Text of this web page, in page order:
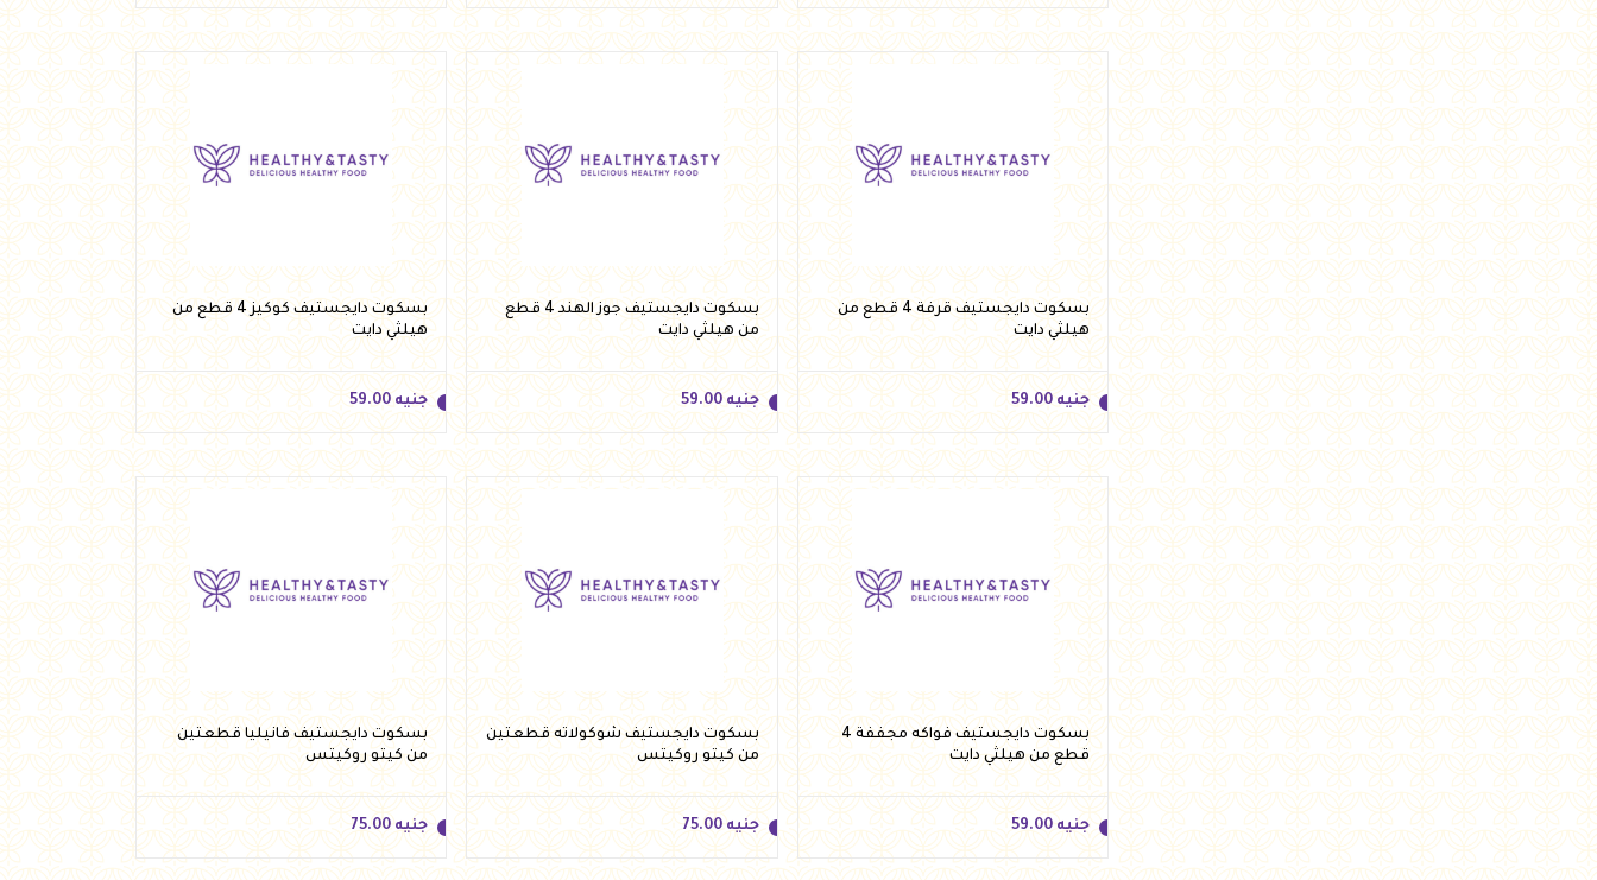
جنيه 59.00 جنيه 139.00 جنيه 59.00
بسكوت دايجستيف قرفة 4 قطع من
هيلثي دايت
جنيه 59.00
جنيه 59.00
بسكوت دايجستيف جوز الهند 4 قطع
من هيلثي دايت
جنيه 59.00
جنيه 59.00
بسكوت دايجستيف كوكيز 4 قطع من
هيلثي دايت
جنيه 59.00
جنيه 59.00
بسكوت دايجستيف فواكه مجففة 4
قطع من هيلثي دايت
جنيه 59.00
بسكوت دايجستيف شوكولاته قطعتين
من كيتو روكيتس
جنيه 75.00
بسكوت دايجستيف فانيليا قطعتين
من كيتو روكيتس
جنيه 75.00